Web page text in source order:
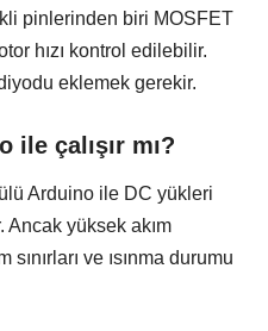
pinlerinden biri MOSFET
hızı kontrol edilebilir.
eklemek gerekir.
ile çalışır mı?
Arduino ile DC yükleri
Ancak yüksek akım
ve ısınma durumu